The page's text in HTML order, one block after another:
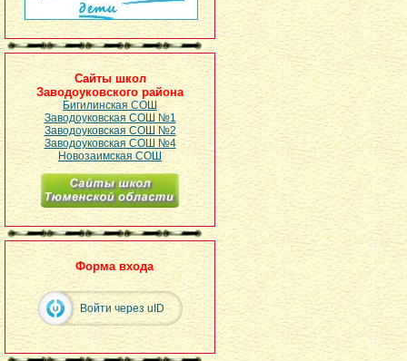
Сайты школ
Заводоуковского района
Бигилинская СОШ
Заводоуковская СОШ №1
Заводоуковская СОШ №2
Заводоуковская СОШ №4
Новозаимская СОШ
Форма входа
Войти через uID